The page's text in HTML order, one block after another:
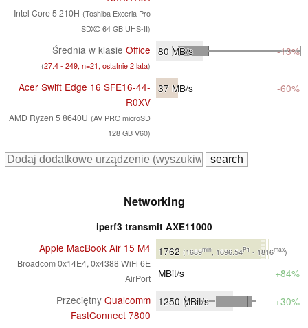
Intel Core 5 210H (Toshiba Exceria Pro
SDXC 64 GB UHS-II)
Średnia w klasie Office
(27.4 - 249, n=21, ostatnie 2 lata)
80 MB/s -13%
Acer Swift Edge 16 SFE16-44-
R0XV
AMD Ryzen 5 8640U (AV PRO microSD
128 GB V60)
37 MB/s -60%
Networking
iperf3 transmit AXE11000
Apple MacBook Air 15 M4
Broadcom 0x14E4, 0x4388 WiFi 6E
AirPort
1762 (1689min , 1696.54P1 - 1816max)
MBit/s
+84%
Przeciętny Qualcomm
FastConnect 7800
1250 MBit/s +30%